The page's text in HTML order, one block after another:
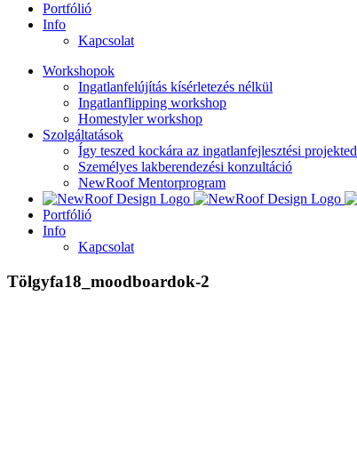
Portfólió
Info
Kapcsolat
Workshopok
Ingatlanfelújítás kísérletezés nélkül
Ingatlanflipping workshop
Homestyler workshop
Szolgáltatások
Így teszed kockára az ingatlanfejlesztési projekted
Személyes lakberendezési konzultáció
NewRoof Mentorprogram
Portfólió
Info
Kapcsolat
Tölgyfa18_moodboardok-2